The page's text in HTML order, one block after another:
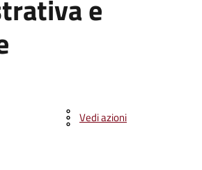
e
Vedi azioni